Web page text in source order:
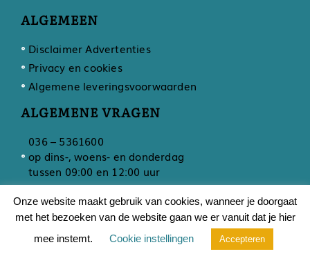
ALGEMEEN
Disclaimer Advertenties
Privacy en cookies
Algemene leveringsvoorwaarden
ALGEMENE VRAGEN
036 – 5361600
op dins-, woens- en donderdag
tussen 09:00 en 12:00 uur
Ontwikkeling doorDeveloping
Onze website maakt gebruik van cookies, wanneer je doorgaat
met het bezoeken van de website gaan we er vanuit dat je hier
mee instemt.
Cookie instellingen Accepteren